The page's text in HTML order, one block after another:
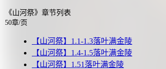
《山河祭》章节列表
50章/页
【山河祭】1.1-1.3落叶满金陵
【山河祭】1.4-1.5落叶满金陵
【山河祭】1.51落叶满金陵